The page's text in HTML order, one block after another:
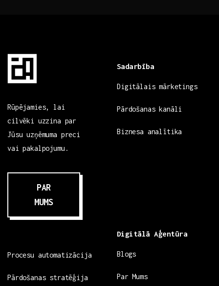
Rūpējamies, lai
cilvēki uzzina par
Jūsu uzņēmuma preci
vai pakalpojumu.
PAR
MUMS
Sadarbība
Digitālais mārketings
Pārdošanas kanāli
Biznesa analītika
Procesu automatizācija
Pārdošanas stratēģija
Digitālā Aģentūra
Blogs
Par Mums